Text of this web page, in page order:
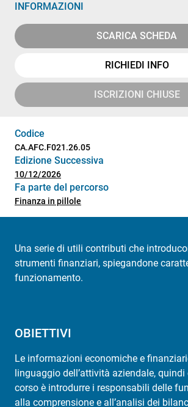
INFORMAZIONI
SCARICA SCHEDA
RICHIEDI INFO
ISCRIZIONI CHIUSE
Codice
CA.AFC.F021.26.05
Edizione Successiva
10/12/2026
Fa parte del percorso
Finanza in pillole
Una serie di utili contributi che
strumenti finanziari, spiegandone
funzionamento.
OBIETTIVI
Le informazioni economiche e
linguaggio dell’attività aziendale,
corso è introdurre i responsabili delle
alla comprensione e all’analisi dei